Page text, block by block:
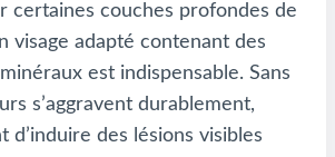
certaines couches profondes de
visage adapté contenant des
est indispensable. Sans
s’aggravent durablement,
d’induire des lésions visibles